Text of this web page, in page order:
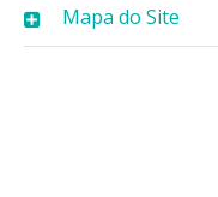
Mapa do Site